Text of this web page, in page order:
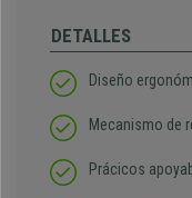
DETALLES
Diseño
Mecanismo de
Prácicos